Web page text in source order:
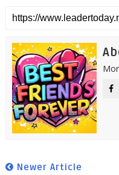
Newer Article